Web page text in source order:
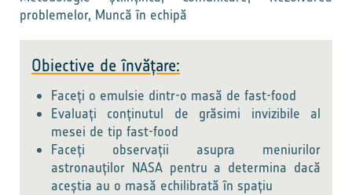
problemelor, Muncă în echipă
Obiective de învățare:
Faceți o emulsie dintr-o masă de fast-food
Evaluați conținutul de grăsimi invizibile al
mesei de tip fast-food
Faceți observații asupra meniurilor
astronauților NASA pentru a determina dacă
aceștia au o masă echilibrată în spațiu